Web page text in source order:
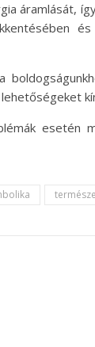
áramlását,
esetén